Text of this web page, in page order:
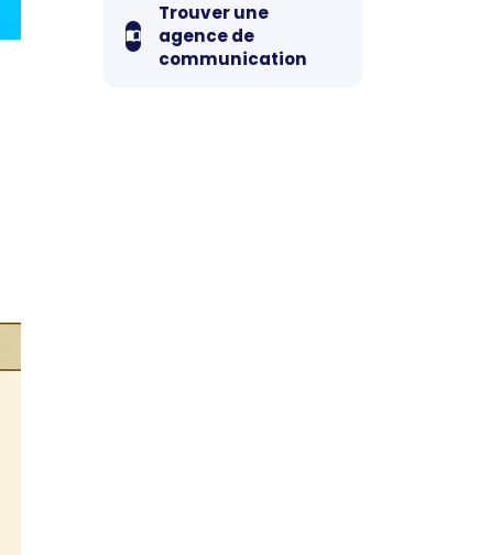
Trouver une
agence de
communication